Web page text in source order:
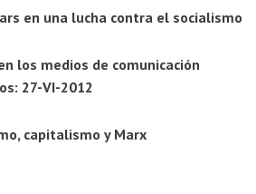
en una lucha contra el socialismo
los medios de comunicación
27-VI-2012
capitalismo y Marx